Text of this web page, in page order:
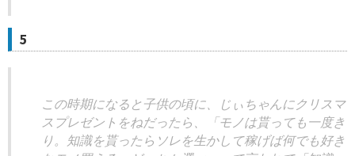
5
この時期になると子供の頃に、じぃちゃんにクリスマ
スプレゼントをねだったら、「モノは貰っても一度き
り。知識を貰ったらソレを生かして稼げば何でも好き